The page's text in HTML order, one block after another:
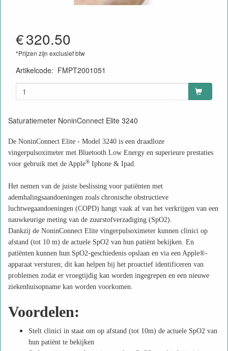
€320.50
*Prijzen zijn exclusief btw
Artikelcode: FMPT2001051
Saturatiemeter NoninConnect Elite 3240
De NoninConnect Elite - Model 3240 is een draadloze
vingerpulsoximeter met Bluetooth Low Energy en superieure prestaties
voor gebruik met de Apple® Iphone & Ipad.
Het nemen van de juiste beslissing voor patiënten met
ademhalingsaandoeningen zoals chronische obstructieve
luchtwegaandoeningen (COPD) hangt vaak af van het verkrijgen van een
nauwkeurige meting van de zuurstofverzadiging (SpO2).
Dankzij de NoninConnect Elite vingerpulsoximeter kunnen clinici op
afstand (tot 10 m) de actuele SpO2 van hun patiënt bekijken. En
patiënten kunnen hun SpO2-geschiedenis opslaan en via een Apple®-
apparaat versturen; dit kan helpen bij het proactief identificeren van
problemen zodat er vroegtijdig kan worden ingegrepen en een nieuwe
ziekenhuisopname kan worden voorkomen.
Voordelen:
Stelt clinici in staat om op afstand (tot 10m) de actuele SpO2 van
hun patiënt te bekijken